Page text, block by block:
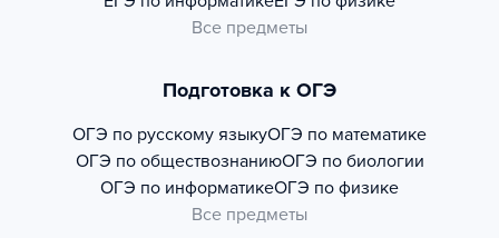
Все предметы
Подготовка к ОГЭ
ОГЭ по русскому языкуОГЭ по математике
ОГЭ по обществознаниюОГЭ по биологии
ОГЭ по информатикеОГЭ по физике
Все предметы